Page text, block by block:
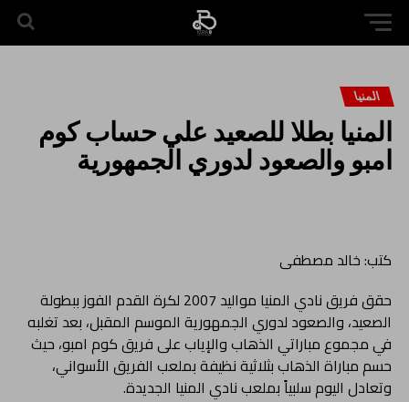
المنيا
المنيا بطلا للصعيد علي حساب كوم
امبو والصعود لدوري الجمهورية
كتب: خالد مصطفى
حقق فريق نادي المنيا مواليد 2007 لكرة القدم الفوز ببطولة
الصعيد، والصعود لدوري الجمهورية الموسم المقبل، بعد تغلبه
في مجموع مباراتي الذهاب والإياب على فريق كوم امبو، حيث
حسم مباراة الذهاب بثلاثية نظيفة بملعب الفريق الأسواني،
وتعادل اليوم سلبياً بملعب نادي المنيا الجديدة.